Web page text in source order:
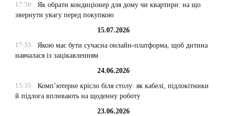
17:56
Як обрати кондиціонер для дому чи квартири: на що
звернути увагу перед покупкою
15.07.2026
17:55
Якою має бути сучасна онлайн-платформа, щоб дитина
навчалася із зацікавленням
24.06.2026
15:35
Комп’ютерне крісло біля столу: як кабелі, підлокітники
й підлога впливають на щоденну роботу
23.06.2026